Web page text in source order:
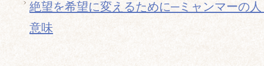
絶望を希望に変えるために─ミャンマーの
意味